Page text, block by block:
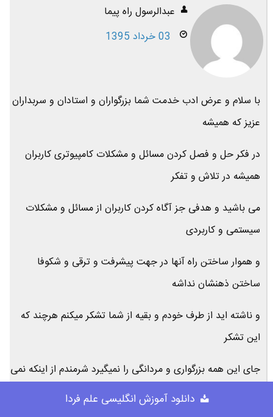
عبدالرسول راه پیما
03 خرداد 1395
با سلام و عرض ادب خدمت شما بزرگواران و استادان و سربداران
عزیز که همیشه
در فکر حل و فصل کردن مسائل و مشکلات کامپیوتری کاربران
همیشه در تلاش و تفکر
می باشید و هدفی جز آگاه کردن کاربران از مسائل و مشکلات
سیستمی و کاربردی
و هموار ساختن راه آنها در جهت پیشرفت و ترقی و شکوفا
ساختن ذهنشان نداشه
و ناشته اید از طرف خودم و بقیه از شما تشکر میکنم هرچند که
این تشکر
جای این همه بزرگواری و مردانگی را نمیگیرد شرمندم از اینکه نمی
دانلود آموزش انگلیسی علم فردا